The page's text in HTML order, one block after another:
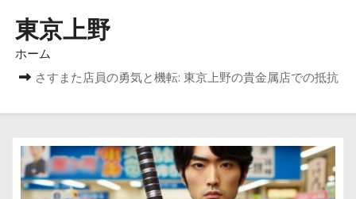
東京上野
ホーム
さすまた店員の勇気と機転: 東京上野の貴金属店での抵抗